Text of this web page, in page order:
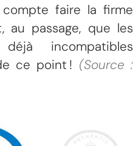
faire la firme
au passage, que les
incompatibles
ce point ! (Source :